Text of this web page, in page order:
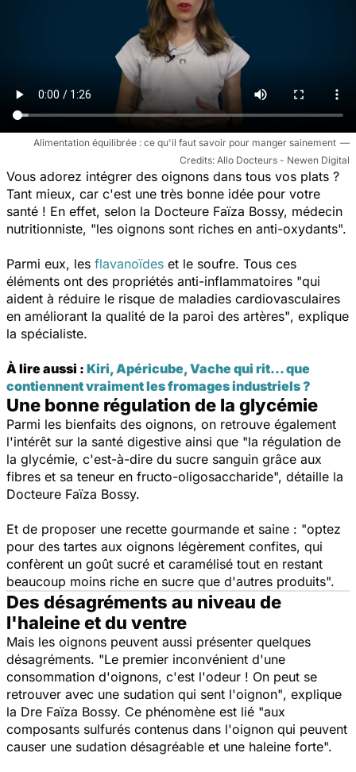
Alimentation équilibrée : ce qu'il faut savoir pour manger sainement
Allo Docteurs - Newen Digital
Vous adorez intégrer des oignons dans tous vos plats ?
Tant mieux, car c'est une très bonne idée pour votre
santé ! En effet, selon la Docteure Faïza Bossy, médecin
nutritionniste, "les oignons sont riches en anti-oxydants".
Parmi eux, les flavanoïdes et le soufre. Tous ces
éléments ont des propriétés anti-inflammatoires "qui
aident à réduire le risque de maladies cardiovasculaires
en améliorant la qualité de la paroi des artères", explique
la spécialiste.
À lire aussi : Kiri, Apéricube, Vache qui rit... que
contiennent vraiment les fromages industriels ?
Une bonne régulation de la glycémie
Parmi les bienfaits des oignons, on retrouve également
l'intérêt sur la santé digestive ainsi que "la régulation de
la glycémie, c'est-à-dire du sucre sanguin grâce aux
fibres et sa teneur en fructo-oligosaccharide", détaille la
Docteure Faïza Bossy.
Et de proposer une recette gourmande et saine : "optez
pour des tartes aux oignons légèrement confites, qui
confèrent un goût sucré et caramélisé tout en restant
beaucoup moins riche en sucre que d'autres produits".
Des désagréments au niveau de
l'haleine et du ventre
Mais les oignons peuvent aussi présenter quelques
désagréments. "Le premier inconvénient d'une
consommation d'oignons, c'est l'odeur ! On peut se
retrouver avec une sudation qui sent l'oignon", explique
la Dre Faïza Bossy. Ce phénomène est lié "aux
composants sulfurés contenus dans l'oignon qui peuvent
causer une sudation désagréable et une haleine forte".